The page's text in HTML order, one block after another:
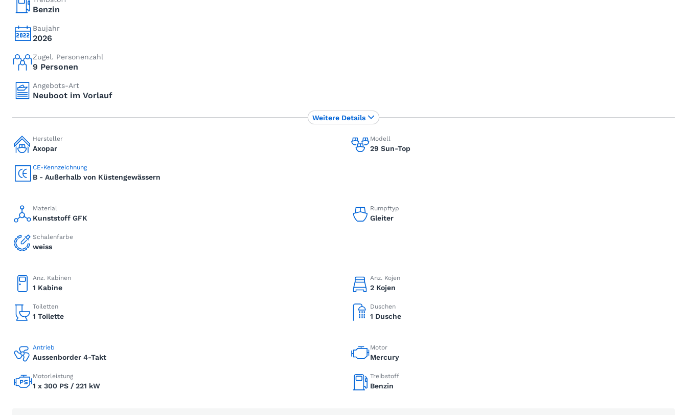
Benzin
Baujahr
2026
Zugel. Personenzahl
9 Personen
Angebots-Art
Neuboot im Vorlauf
Hersteller
Axopar
Modell
29 Sun-Top
CE-Kennzeichnung
B - Außerhalb von Küstengewässern
Material
Kunststoff GFK
Rumpftyp
Gleiter
Schalenfarbe
weiss
Anz. Kabinen
1 Kabine
Anz. Kojen
2 Kojen
Toiletten
1 Toilette
Duschen
1 Dusche
Antrieb
Aussenborder 4-Takt
Motor
Mercury
Motorleistung
1 x 300 PS / 221 kW
Treibstoff
Benzin
Weitere Details